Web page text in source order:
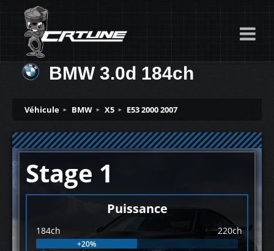
BMW 3.0d 184ch
Véhicule BMW X5 E53 2000 2007
Stage 1
Puissance
184ch 220ch
+20%